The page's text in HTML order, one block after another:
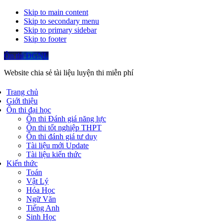
Skip to main content
Skip to secondary menu
Skip to primary sidebar
Skip to footer
Ôn thi ĐGNL
Website chia sẻ tài liệu luyện thi miễn phí
Trang chủ
Giới thiệu
Ôn thi đại học
Ôn thi Đánh giá năng lực
Ôn thi tốt nghiệp THPT
Ôn thi đánh giá tư duy
Tài liệu mới Update
Tài liệu kiến thức
Kiến thức
Toán
Vật Lý
Hóa Học
Ngữ Văn
Tiếng Anh
Sinh Học